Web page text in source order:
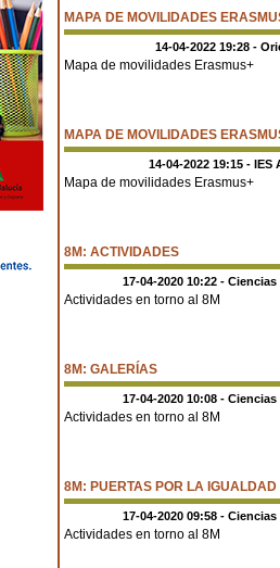
MAPA DE MOVILIDADES
14-04-2022 19:28 -
Mapa de movilidades Erasmus+
MAPA DE MOVILIDADES
14-04-2022 19:15 - IES
Mapa de movilidades Erasmus+
8M: ACTIVIDADES
17-04-2020 10:22 -
Actividades en torno al 8M
8M: GALERÍAS
17-04-2020 10:08 -
Actividades en torno al 8M
8M: PUERTAS POR LA IGUALDAD
17-04-2020 09:58 -
Actividades en torno al 8M